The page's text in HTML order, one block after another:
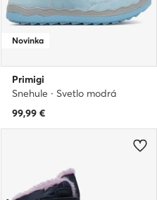
Novinka
Primigi
Snehule · Svetlo modrá
99,99 €